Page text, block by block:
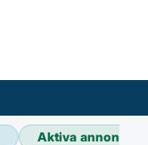
Aktiva annonser